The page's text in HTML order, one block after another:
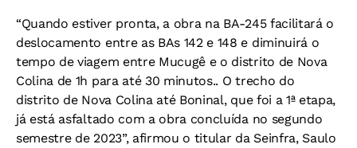
“Quando estiver pronta, a obra na BA-245 facilitará o
deslocamento entre as BAs 142 e 148 e diminuirá o
tempo de viagem entre Mucugê e o distrito de Nova
Colina de 1h para até 30 minutos.. O trecho do
distrito de Nova Colina até Boninal, que foi a 1ª etapa,
já está asfaltado com a obra concluída no segundo
semestre de 2023”, afirmou o titular da Seinfra, Saulo